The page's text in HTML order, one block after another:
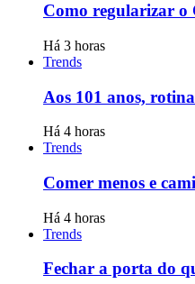
Como regularizar o
Há 3 horas
Trends
Aos 101 anos,
Há 4 horas
Trends
Comer menos e
Há 4 horas
Trends
Fechar a porta do